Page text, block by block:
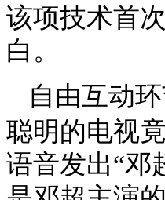
该项技术首
白。
自由互动
聪明的电视
语音发出“邓